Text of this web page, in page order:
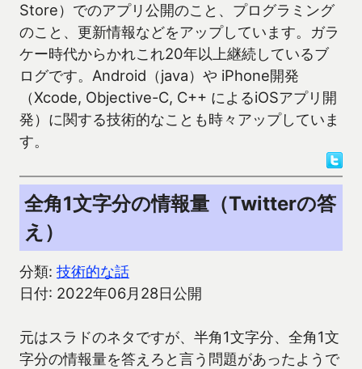
Store）でのアプリ公開のこと、プログラミング
のこと、更新情報などをアップしています。ガラ
ケー時代からかれこれ20年以上継続しているブ
ログです。Android（java）や iPhone開発
（Xcode, Objective-C, C++ によるiOSアプリ開
発）に関する技術的なことも時々アップしていま
す。
全角1文字分の情報量（Twitterの答
え）
分類: 技術的な話
日付: 2022年06月28日公開
元はスラドのネタですが、半角1文字分、全角1文
字分の情報量を答えろと言う問題があったようで